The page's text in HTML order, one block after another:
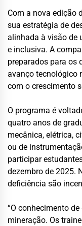
Com a nova edição
sua estratégia de
alinhada à visão de
e inclusiva. A
preparados para os
avanço tecnológico
com o crescimento
O programa é
quatro anos de
mecânica, elétrica,
ou de
participar
dezembro de 2025.
deficiência são
“O conhecimento
mineração. Os